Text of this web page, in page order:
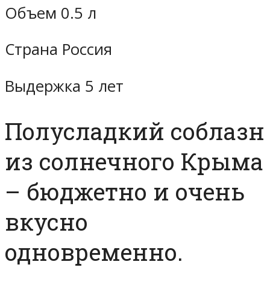
Объем 0.5 л
Страна Россия
Выдержка 5 лет
Полусладкий соблазн
из солнечного Крыма
– бюджетно и очень
вкусно
одновременно.